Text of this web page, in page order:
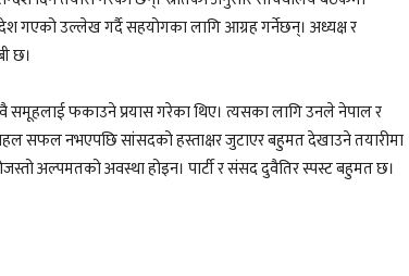
गएको उल्लेख गर्दै सहयोगका लागि आग्रह गर्नेछन्। अध्यक्ष र
छ।
समूहलाई फकाउने प्रयास गरेका थिए। त्यसका लागि उनले नेपाल र
सफल नभएपछि सांसदको हस्ताक्षर जुटाएर बहुमत देखाउने तयारीमा
अल्पमतको अवस्था होइन। पार्टी र संसद दुवैतिर स्पस्ट बहुमत छ।